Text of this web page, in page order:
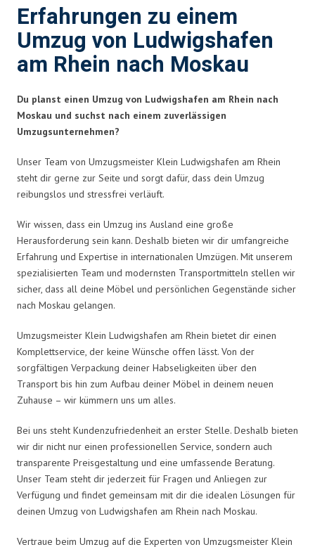
Erfahrungen zu einem
Umzug von Ludwigshafen
am Rhein nach Moskau
Du planst einen Umzug von Ludwigshafen am Rhein nach
Moskau und suchst nach einem zuverlässigen
Umzugsunternehmen?
Unser Team von Umzugsmeister Klein Ludwigshafen am Rhein
steht dir gerne zur Seite und sorgt dafür, dass dein Umzug
reibungslos und stressfrei verläuft.
Wir wissen, dass ein Umzug ins Ausland eine große
Herausforderung sein kann. Deshalb bieten wir dir umfangreiche
Erfahrung und Expertise in internationalen Umzügen. Mit unserem
spezialisierten Team und modernsten Transportmitteln stellen wir
sicher, dass all deine Möbel und persönlichen Gegenstände sicher
nach Moskau gelangen.
Umzugsmeister Klein Ludwigshafen am Rhein bietet dir einen
Komplettservice, der keine Wünsche offen lässt. Von der
sorgfältigen Verpackung deiner Habseligkeiten über den
Transport bis hin zum Aufbau deiner Möbel in deinem neuen
Zuhause – wir kümmern uns um alles.
Bei uns steht Kundenzufriedenheit an erster Stelle. Deshalb bieten
wir dir nicht nur einen professionellen Service, sondern auch
transparente Preisgestaltung und eine umfassende Beratung.
Unser Team steht dir jederzeit für Fragen und Anliegen zur
Verfügung und findet gemeinsam mit dir die idealen Lösungen für
deinen Umzug von Ludwigshafen am Rhein nach Moskau.
Vertraue beim Umzug auf die Experten von Umzugsmeister Klein